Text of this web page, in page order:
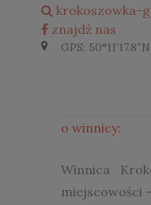
krokoszowka-
znajdź nas
GPS:
o winnicy:
Winnica
miejscowości